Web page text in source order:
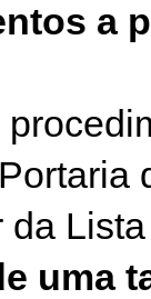
a
da
uma